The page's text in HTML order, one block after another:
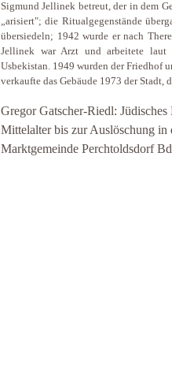
Sigmund Jellinek betreut, der in dem
„arisiert"; die Ritualgegenstände
übersiedeln; 1942 wurde er nach
Jellinek war Arzt und arbeitete laut
Usbekistan. 1949 wurden der Friedhof
verkaufte das Gebäude 1973 der Stadt,
Gregor Gatscher-Riedl:
Mittelalter bis zur Auslöschung in
Marktgemeinde Perchtoldsdorf